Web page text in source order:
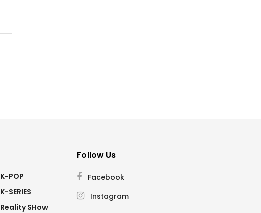
K-POP
K-SERIES
Reality SHow
Follow Us
Facebook
Instagram